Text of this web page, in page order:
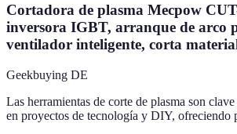
Cortadora de plasma Mecpow
inversora IGBT, arranque de arco
ventilador inteligente, corta
Geekbuying DE
Las herramientas de corte de plasma son
en proyectos de tecnología y DIY, ofreciendo